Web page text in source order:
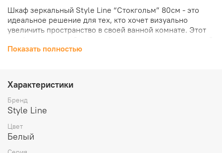
Шкаф зеркальный Style Line “Стокгольм” 80см - это
идеальное решение для тех, кто хочет визуально
увеличить пространство в своей ванной комнате. Этот
гармонично сочетается с любым интерьером.
Показать полностью
Характеристики
Бренд
Style Line
Цвет
Белый